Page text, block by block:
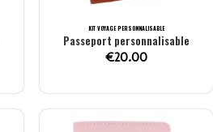
KIT VOYAGE PERSONNALISABLE
Passeport personnalisable
€20.00